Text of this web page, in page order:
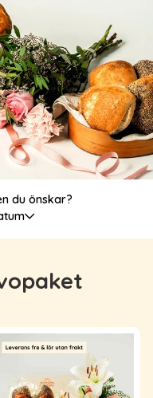
du önskar?